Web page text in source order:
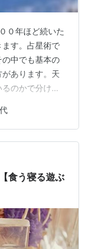
０年ほど続いた
す。占星術で
中でも基本の
あります。天
のかで分ける
キンの好奇
フラッとどこ
も平等に付き
嫌いで怒って
（この３つのサ
ていま…